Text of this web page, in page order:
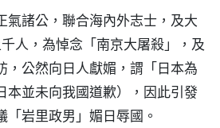
氣諸公，聯合海內外志士，及大
人，為悼念「南京大屠殺」，及
，公然向日人獻媚，謂「日本為
本並未向我國道歉），因此引發
岩里政男」媚日辱國。